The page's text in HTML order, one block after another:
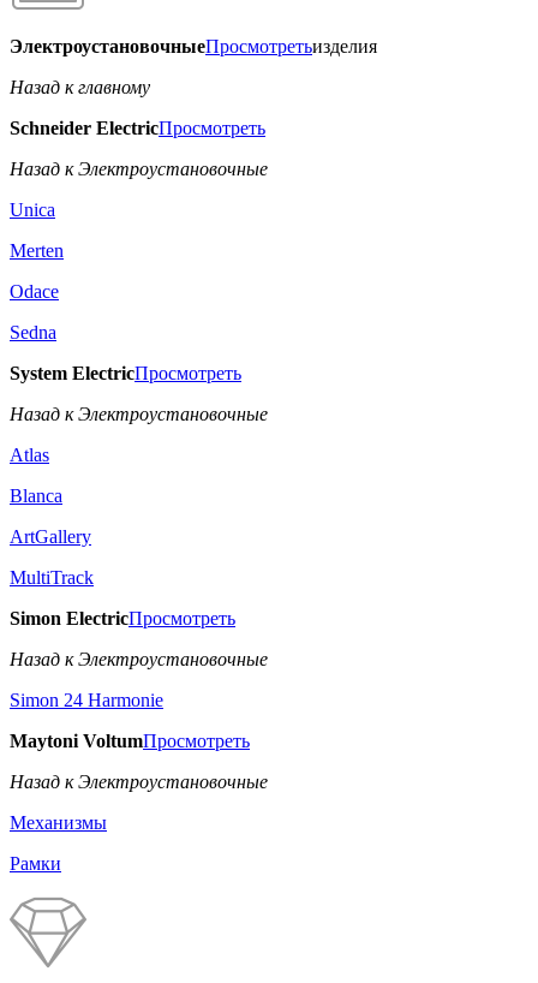
ЭлектроустановочныеПросмотретьизделия
Назад к главному
Schneider ElectricПросмотреть
Назад к Электроустановочные
Unica
Merten
Odace
Sedna
System ElectricПросмотреть
Назад к Электроустановочные
Atlas
Blanca
ArtGallery
MultiTrack
Simon ElectricПросмотреть
Назад к Электроустановочные
Simon 24 Harmonie
Maytoni VoltumПросмотреть
Назад к Электроустановочные
Механизмы
Рамки